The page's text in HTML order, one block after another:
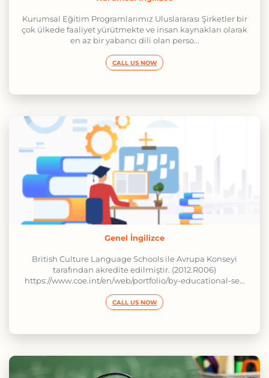
Kurumsal Eğitim Programlarımız Uluslararası Şirketler bir
çok ülkede faaliyet yürütmekte ve insan kaynakları olarak
en az bir yabancı dili olan perso...
CALL US NOW
Genel İngilizce
British Culture Language Schools ile Avrupa Konseyi
tarafından akredite edilmiştir. (2012.R006)
https://www.coe.int/en/web/portfolio/by-educational-se...
CALL US NOW